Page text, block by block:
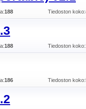
188 Tiedoston koko:
188 Tiedoston koko:
186 Tiedoston koko: